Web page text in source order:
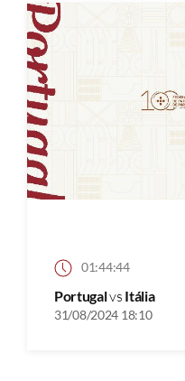
01:44:44
Portugalvs Itália
31/08/2024 18:10